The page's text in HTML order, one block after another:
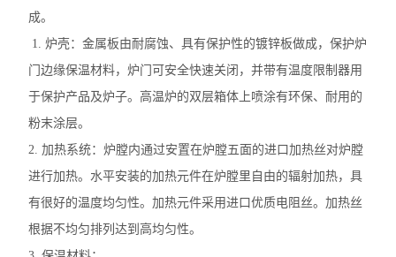
成。
1. 炉壳：金属板由耐腐蚀、具有保护性的镀锌板做成，保护炉
门边缘保温材料，炉门可安全快速关闭，并带有温度限制器用
于保护产品及炉子。高温炉的双层箱体上喷涂有环保、耐用的
粉末涂层。
2. 加热系统：炉膛内通过安置在炉膛五面的进口加热丝对炉膛
进行加热。水平安装的加热元件在炉膛里自由的辐射加热，具
有很好的温度均匀性。加热元件采用进口优质电阻丝。加热丝
根据不均匀排列达到高均匀性。